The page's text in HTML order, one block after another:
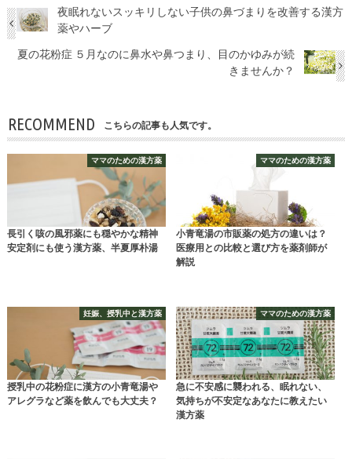
夜眠れないスッキリしない子供の鼻づまりを改善する漢方
薬やハーブ
夏の花粉症 ５月なのに鼻水や鼻つまり、目のかゆみが続
きませんか？
RECOMMEND こちらの記事も人気です。
ママのための漢方薬
長引く咳の風邪薬にも穏やかな精神
安定剤にも使う漢方薬、半夏厚朴湯
ママのための漢方薬
小青竜湯の市販薬の処方の違いは？
医療用との比較と選び方を薬剤師が
解説
妊娠、授乳中と漢方薬
授乳中の花粉症に漢方の小青竜湯や
アレグラなど薬を飲んでも大丈夫？
ママのための漢方薬
急に不安感に襲われる、眠れない、
気持ちが不安定なあなたに教えたい
漢方薬